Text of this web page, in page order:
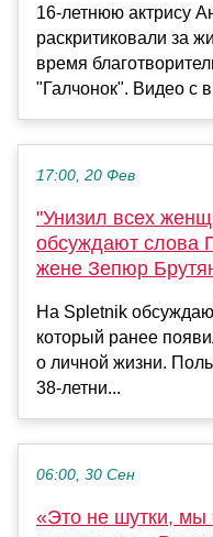
16-летнюю актрису
раскритиковали за
время
"Галчонок". Видео с
17:00, 20 Фев
"Унизил всех
обсуждают слова
жене Зепюр
На Spletnik
который ранее
о личной жизни.
38-летни...
06:00, 30 Сен
«Это не шутки, мы